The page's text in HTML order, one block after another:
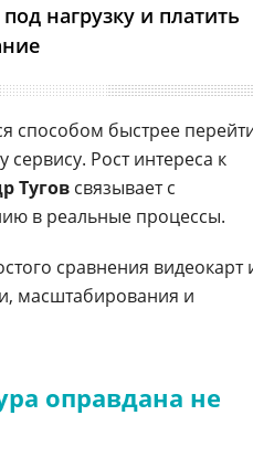
нагрузку и платить
способом быстрее
Рост интереса к
Тугов связывает с
в реальные процессы.
сравнения видеокарт
масштабирования и
оправдана не